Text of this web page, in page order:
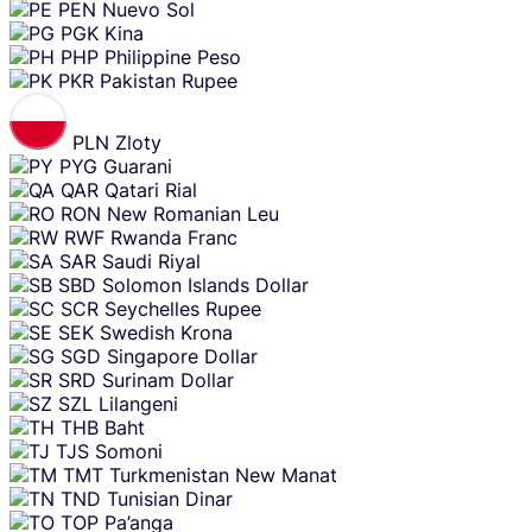
PEN Nuevo Sol
PGK Kina
PHP Philippine Peso
PKR Pakistan Rupee
PLN Zloty
PYG Guarani
QAR Qatari Rial
RON New Romanian Leu
RWF Rwanda Franc
SAR Saudi Riyal
SBD Solomon Islands Dollar
SCR Seychelles Rupee
SEK Swedish Krona
SGD Singapore Dollar
SRD Surinam Dollar
SZL Lilangeni
THB Baht
TJS Somoni
TMT Turkmenistan New Manat
TND Tunisian Dinar
TOP Pa’anga